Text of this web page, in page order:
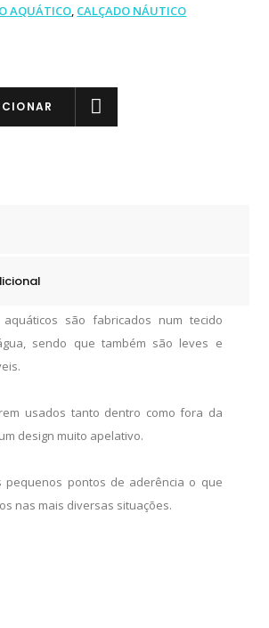
AQUÁTICO, CALÇADO NÁUTICO
aquáticos são fabricados num tecido
sendo que também são leves e
usados tanto ​​dentro como fora da
design muito apelativo.
pequenos pontos de aderência o que
nas mais diversas situações.